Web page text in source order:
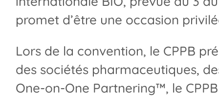
promet d’être une occasion
Lors de la convention, le CPPB
des sociétés pharmaceutiques,
One-on-One Partnering™, le